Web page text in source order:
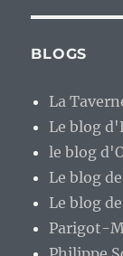
BLOGS
La
Le blog
le blog
Le blog
Le blog
Parigot-